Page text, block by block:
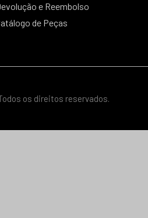
e Reembolso
de Peças
os direitos reservados.